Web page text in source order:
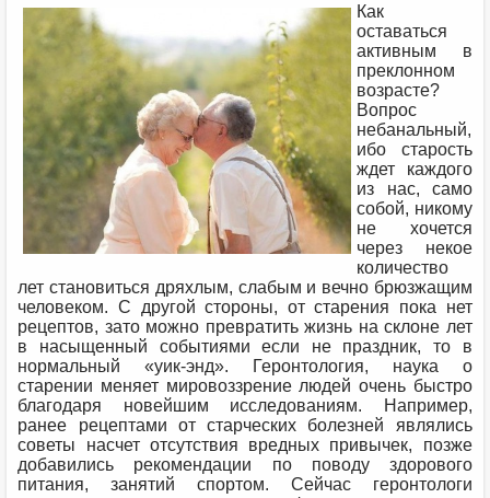
Как
оставаться
активным в
преклонном
возрасте?
Вопрос
небанальный,
ибо старость
ждет каждого
из нас, само
собой, никому
не хочется
через некое
количество
лет становиться дряхлым, слабым и вечно брюзжащим
человеком. С другой стороны, от старения пока нет
рецептов, зато можно превратить жизнь на склоне лет
в насыщенный событиями если не праздник, то в
нормальный «уик-энд». Геронтология, наука о
старении меняет мировоззрение людей очень быстро
благодаря новейшим исследованиям. Например,
ранее рецептами от старческих болезней являлись
советы насчет отсутствия вредных привычек, позже
добавились рекомендации по поводу здорового
питания, занятий спортом. Сейчас геронтологи